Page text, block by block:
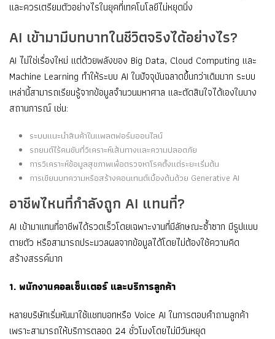
และควรเตรียมตัวอย่างไรในยุคที่เทคโนโลยีไม่หยุดนิ่ง
AI เข้ามามีบทบาทในชีวิตจริงได้อย่างไร?
AI ไม่ใช่เรื่องใหม่ แต่ด้วยพลังของ Big Data, Cloud Computing และ
Machine Learning ทำให้ระบบ AI ในปัจจุบันฉลาดขึ้นกว่าเดิมมาก ระบบ
เหล่านี้สามารถเรียนรู้จากข้อมูลจำนวนมหาศาล และตัดสินใจได้เองในบาง
สถานการณ์ เช่น:
ระบบแนะนำสินค้าในแพลตฟอร์มออนไลน์
รถยนต์ไร้คนขับที่วิเคราะห์เส้นทางและความปลอดภัย
การวิเคราะห์ข้อมูลสุขภาพเพื่อตรวจหาโรคตั้งแต่ระยะเริ่มต้น
การเขียนบทความหรือสร้างคอนเทนต์เบื้องต้นด้วย Generative AI
อาชีพไหนที่กำลังถูก AI แทนที่?
AI เข้ามาแทนที่อาชีพได้รวดเร็วโดยเฉพาะงานที่มีลักษณะซ้ำซาก มีรูปแบบ
ตายตัว หรือสามารถประมวลผลจากข้อมูลได้โดยไม่ต้องใช้ความคิด
สร้างสรรค์มาก
1. พนักงานคอลเซ็นเตอร์ และบริการลูกค้า
หลายบริษัทเริ่มหันมาใช้แชทบอทหรือ Voice AI ในการตอบคำถามลูกค้า
เพราะสามารถให้บริการตลอด 24 ชั่วโมงโดยไม่มีวันหยุด